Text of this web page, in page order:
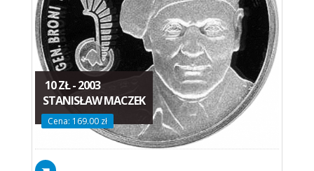
10 ZŁ - 2003
STANISŁAW MACZEK
Cena: 169.00 zł